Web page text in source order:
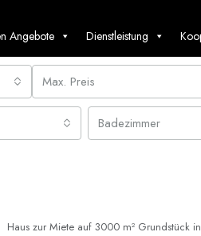
Angebote Dienstleistung
Max. Preis
Badezimmer
Haus zur Miete auf 3000 m² Grundstück